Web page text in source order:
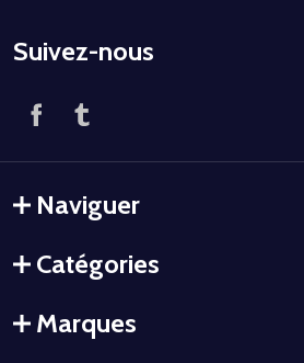
Suivez-nous
Naviguer
Catégories
Marques